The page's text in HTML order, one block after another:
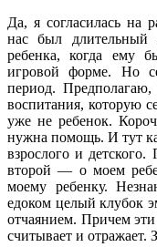
Да, я согласилась на
нас был
ребенка, когда ему
игровой форме. Но
период.
воспитания, которую
уже не ребенок.
нужна помощь. И тут
взрослого и
второй — о моем
моему ребенку.
едоком целый клубок
отчаянием. Причем
считывает и отражает.